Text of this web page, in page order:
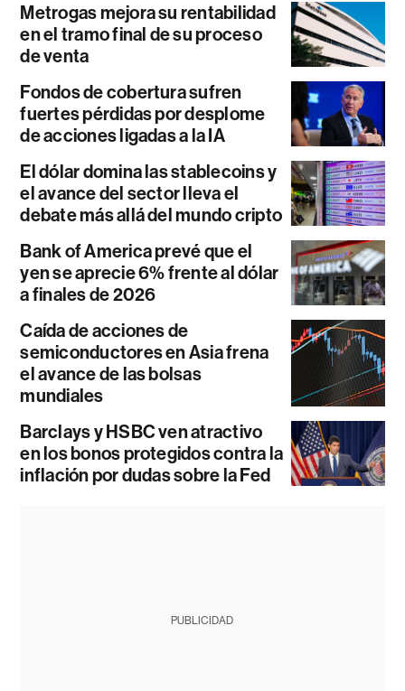
Metrogas mejora su rentabilidad
en el tramo final de su proceso
de venta
Fondos de cobertura sufren
fuertes pérdidas por desplome
de acciones ligadas a la IA
El dólar domina las stablecoins y
el avance del sector lleva el
debate más allá del mundo cripto
Bank of America prevé que el
yen se aprecie 6% frente al dólar
a finales de 2026
Caída de acciones de
semiconductores en Asia frena
el avance de las bolsas
mundiales
Barclays y HSBC ven atractivo
en los bonos protegidos contra la
inflación por dudas sobre la Fed
PUBLICIDAD